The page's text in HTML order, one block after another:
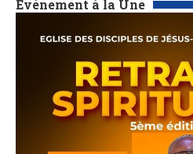
Événement à la Une